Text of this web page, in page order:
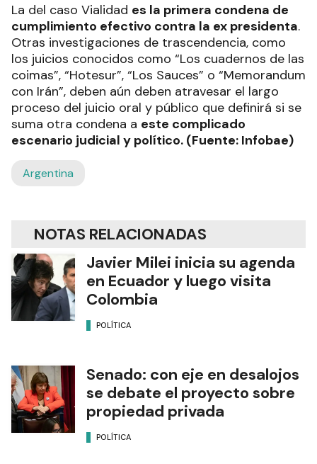
La del caso Vialidad es la primera condena de
cumplimiento efectivo contra la ex presidenta.
Otras investigaciones de trascendencia, como
los juicios conocidos como “Los cuadernos de las
coimas”, “Hotesur”, “Los Sauces” o “Memorandum
con Irán”, deben aún deben atravesar el largo
proceso del juicio oral y público que definirá si se
suma otra condena a este complicado
escenario judicial y político. (Fuente: Infobae)
Argentina
NOTAS RELACIONADAS
Javier Milei inicia su agenda
en Ecuador y luego visita
Colombia
POLÍTICA
Senado: con eje en desalojos
se debate el proyecto sobre
propiedad privada
POLÍTICA